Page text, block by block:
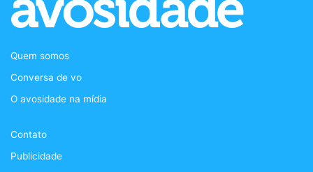
b
t
a
c
Quem somos
Conversa de vo
O avosidade na mídia
Contato
Publicidade